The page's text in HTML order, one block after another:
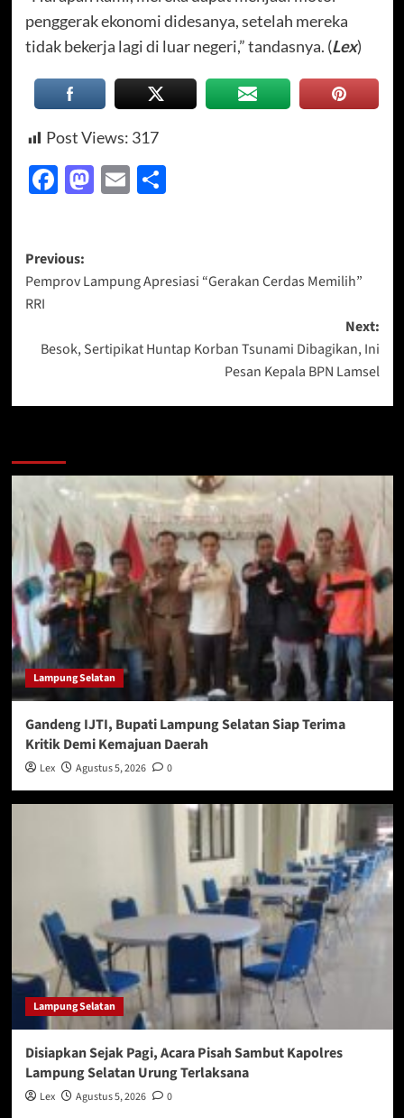
penggerak ekonomi didesanya, setelah mereka
tidak bekerja lagi di luar negeri,” tandasnya. (Lex)
Post Views: 317
Facebook
Mastodon
EmailShare
Post
navigation
Previous:
Pemprov Lampung Apresiasi “Gerakan Cerdas Memilih”
RRI
Next:
Besok, Sertipikat Huntap Korban Tsunami Dibagikan, Ini
Pesan Kepala BPN Lamsel
Lampung Selatan
Gandeng IJTI, Bupati Lampung Selatan Siap Terima
Kritik Demi Kemajuan Daerah
Lex Agustus 5, 2026 0
Lampung Selatan
Disiapkan Sejak Pagi, Acara Pisah Sambut Kapolres
Lampung Selatan Urung Terlaksana
Lex Agustus 5, 2026 0